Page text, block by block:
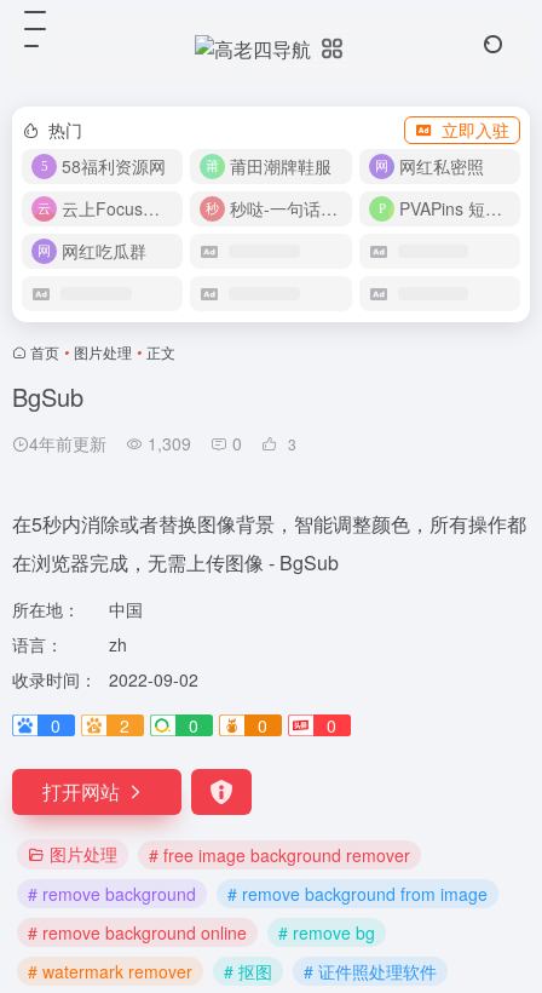
热门
立即入驻
58福利资源网
莆田潮牌鞋服
网红私密照
云上Focus接码平台
秒哒-一句话做应用
PVAPins 短信接码平台
网红吃瓜群
首页 • 图片处理 • 正文
BgSub
4年前更新 1,309 0 3
在5秒内消除或者替换图像背景，智能调整颜色，所有操作都
在浏览器完成，无需上传图像 - BgSub
所在地：
中国
语言：
zh
收录时间：
2022-09-02
0
2 0 0 0
打开网站
图片处理
# free image background remover
# remove background
# remove background from image
# remove background online
# remove bg
# watermark remover
# 抠图 # 证件照处理软件